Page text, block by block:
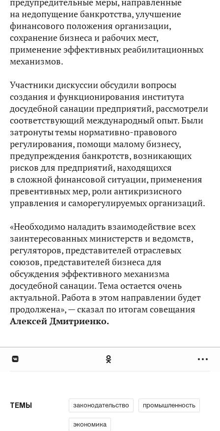
предупредительные меры, направленные
на недопущение банкротства, улучшение
финансового положения организации,
сохранение бизнеса и рабочих мест,
применение эффективных реабилитационных
механизмов.
Участники дискуссии обсудили вопросы
создания и функционирования института
досудебной санации предприятий, рассмотрели
соответствующий международный опыт. Были
затронуты темы нормативно-правового
регулирования, помощи малому бизнесу,
предупреждения банкротств, возникающих
рисков для предприятий, находящихся
в сложной финансовой ситуации, применения
превентивных мер, роли антикризисного
управления и саморегулируемых организаций.
«Необходимо наладить взаимодействие всех
заинтересованных министерств и ведомств,
регуляторов, представителей отраслевых
союзов, представителей бизнеса для
обсуждения эффективного механизма
досудебной санации. Тема остается очень
актуальной. Работа в этом направлении будет
продолжена», — сказал по итогам совещания
Алексей Дмитриенко.
ТЕМЫ законодательство промышленность
экономика